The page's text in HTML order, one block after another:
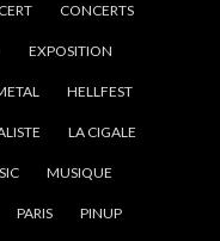
CONCERTS
EXPOSITION
HELLFEST
LA CIGALE
MUSIQUE
PARIS PINUP